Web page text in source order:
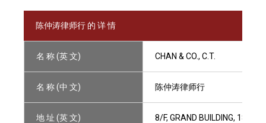
陈仲涛律师行 的 详 情
名 称 (英 文) CHAN & CO., C.T.
名 称 (中 文) 陈仲涛律师行
地 址 (英 文) 8/F, GRAND BUILDING, 18